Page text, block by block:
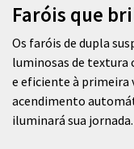
Faróis que
Os faróis de dupla
luminosas de textura
e eficiente à primeira
acendimento
iluminará sua jornada.